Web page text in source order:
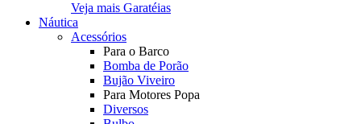
Veja mais Garatéias
Náutica
Acessórios
Para o Barco
Bomba de Porão
Bujão Viveiro
Para Motores Popa
Diversos